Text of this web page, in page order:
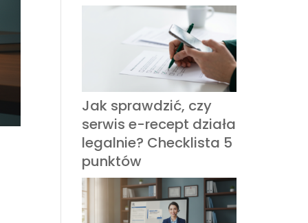
Jak sprawdzić, czy
serwis e-recept działa
legalnie? Checklista 5
punktów